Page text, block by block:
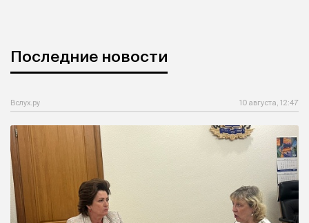
Последние новости
Вслух.ру 10 августа, 12:47